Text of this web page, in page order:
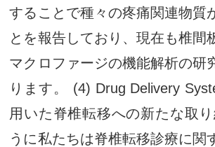
することで種々の疼痛関連物質
とを報告しており、現在も椎間
マクロファージの機能解析の研
ります。 (4) Drug Delivery
用いた脊椎転移への新たな取
うに私たちは脊椎転移診療に関